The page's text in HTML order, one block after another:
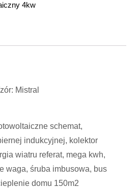
4kw
Mistral
schemat,
indukcyjnej, kolektor
wiatru referat, mega kwh,
waga, śruba imbusowa, bus
domu 150m2